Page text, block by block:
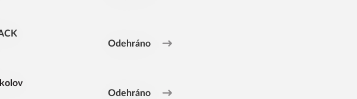
Odehráno
Odehráno